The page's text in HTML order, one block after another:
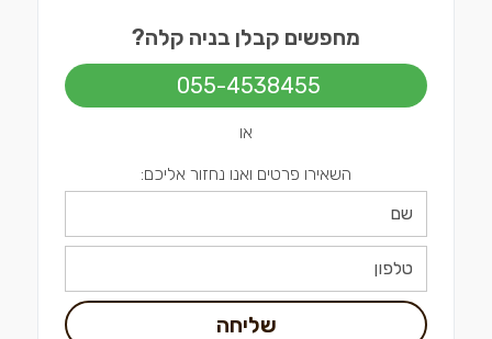
מחפשים קבלן בניה קלה?
055-4538455
או
השאירו פרטים ואנו נחזור אליכם:
שליחה